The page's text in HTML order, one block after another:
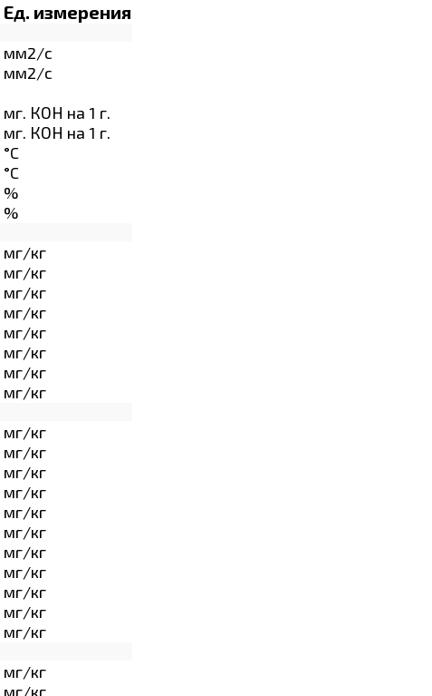
Ед. измерения
мм2/с
мм2/с
мг. КОН на 1 г.
мг. КОН на 1 г.
°C
°C
%
%
мг/кг
мг/кг
мг/кг
мг/кг
мг/кг
мг/кг
мг/кг
мг/кг
мг/кг
мг/кг
мг/кг
мг/кг
мг/кг
мг/кг
мг/кг
мг/кг
мг/кг
мг/кг
мг/кг
мг/кг
мг/кг